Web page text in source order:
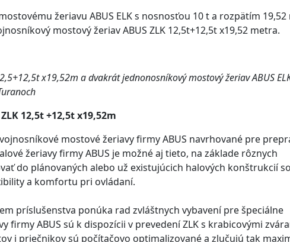
žeriavu ABUS ELK s nosnosťou 10 t a rozpätím 19,52
mostový žeriav ABUS ZLK 12,5t+12,5t x19,52 metra.
x19,52m a dvakrát jednonosníkový mostový žeriav ABUS
ZLK 12,5t +12,5t x19,52m
mostové žeriavy firmy ABUS navrhované pre
žeriavy firmy ABUS je možné aj tieto, na základe rôznych
do plánovaných alebo už existujúcich halových konštrukcií so
a komfortu pri ovládaní.
príslušenstva ponúka rad zvláštnych vybavení pre špeciálne
firmy ABUS sú k dispozícii v prevedení ZLK s krabicovými
i priečnikov sú počítačovo optimalizované a zlučujú tak